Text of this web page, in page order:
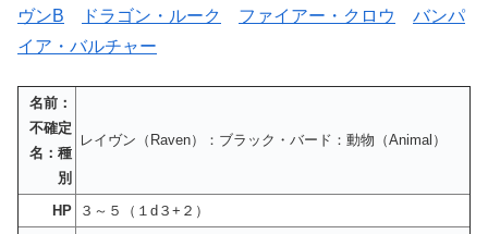
ヴンB
ドラゴン・ルーク ファイアー・クロウ
バンパ
イア・バルチャー
名前：
不確定
名：種
別
レイヴン（Raven）：ブラック・バード：動物（Animal）
HP
３～５（１d３+２）